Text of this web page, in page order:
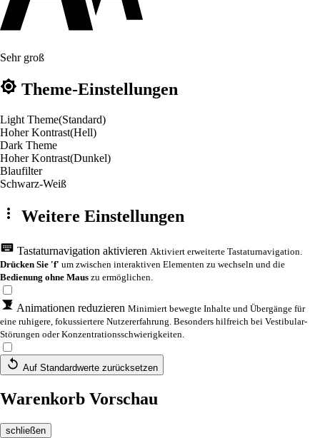
Sehr groß
Theme-Einstellungen
Light Theme(Standard)
Hoher Kontrast(Hell)
Dark Theme
Hoher Kontrast(Dunkel)
Blaufilter
Schwarz-Weiß
Weitere Einstellungen
Tastaturnavigation aktivieren Aktiviert erweiterte Tastaturnavigation.
Drücken Sie 'f' um zwischen interaktiven Elementen zu wechseln und die
Bedienung ohne Maus zu ermöglichen.
Animationen reduzieren Minimiert bewegte Inhalte und Übergänge für
eine ruhigere, fokussiertere Nutzererfahrung. Besonders hilfreich bei Vestibular-
Störungen oder Konzentrationsschwierigkeiten.
Auf Standardwerte zurücksetzen
Warenkorb Vorschau
schließen